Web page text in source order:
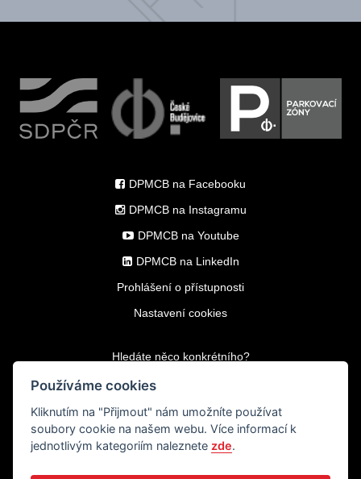
DPMCB na Facebooku
DPMCB na Instagramu
DPMCB na Youtube
DPMCB na LinkedIn
Prohlášení o přístupnosti
Nastavení cookies
Hledáte něco konkrétního?
© 2009-2026 Dopravní podnik města
Používáme cookies
Kliknutím na "Přijmout" nám umožníte používat
soubory cookie na našem webu. Více informací k
jednotlivým kategoriím naleznete zde.